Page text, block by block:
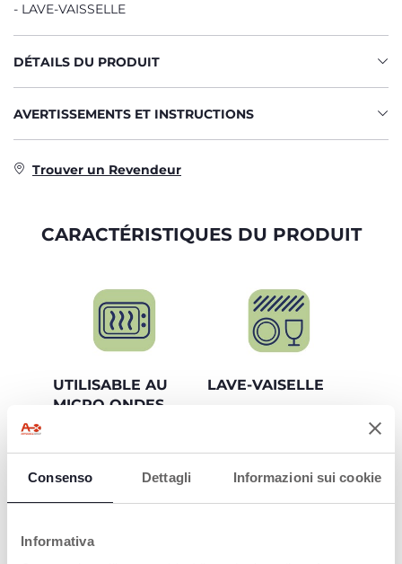
Consenso Dettagli Informazioni sui cookie
Informativa
LAVE-VAISSELLE
DÉTAILS DU PRODUIT
AVERTISSEMENTS ET INSTRUCTIONS
Trouver un Revendeur
CARACTÉRISTIQUES DU PRODUIT
UTILISABLE AU
MICRO ONDES
LAVE-VAISELLE
PRODUITS POUVANT VOUS